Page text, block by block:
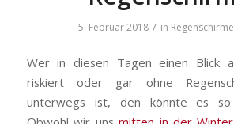
5. Februar 2018 / in
Wer in diesen Tagen einen Blick
riskiert oder gar ohne
unterwegs ist, den könnte es so